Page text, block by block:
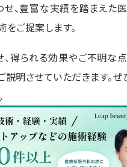
、豊富な実績を踏まえた
をご提案します。
得られる効果やご不明な
説明させていただきます。ぜ